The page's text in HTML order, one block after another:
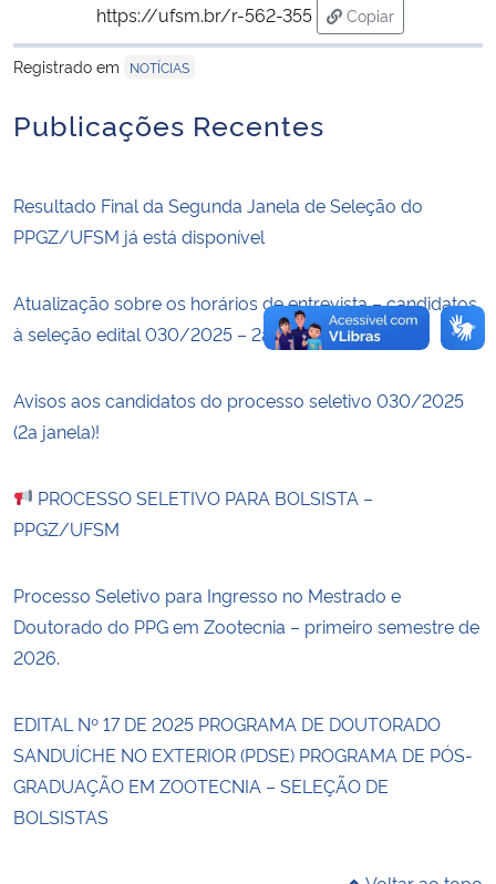
Planalto
https://ufsm.br/r-562-355
Copiar
para área de
Registrado em
NOTÍCIAS
Publicações Recentes
Resultado Final da Segunda Janela de Seleção do
PPGZ/UFSM já está disponível
Atualização sobre os horários de entrevista – candidatos
à seleção edital 030/2025 – 2a janela
Avisos aos candidatos do processo seletivo 030/2025
(2a janela)!
PROCESSO SELETIVO PARA BOLSISTA –
PPGZ/UFSM
Processo Seletivo para Ingresso no Mestrado e
Doutorado do PPG em Zootecnia – primeiro semestre de
2026.
EDITAL Nº 17 DE 2025 PROGRAMA DE DOUTORADO
SANDUÍCHE NO EXTERIOR (PDSE) PROGRAMA DE PÓS-
GRADUAÇÃO EM ZOOTECNIA – SELEÇÃO DE
BOLSISTAS